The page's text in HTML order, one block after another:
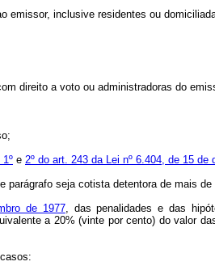
emissor, inclusive residentes ou
direito a voto ou administradoras do
1º e 2º do art. 243 da Lei nº 6.404, de 15 de
seja cotista detentora de mais
de 1977, das penalidades e das
a 20% (vinte por cento) do valor